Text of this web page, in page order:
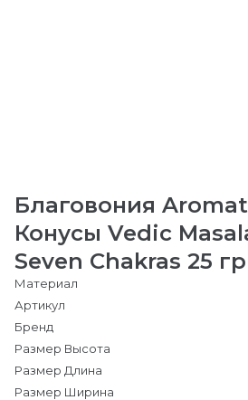
Благовония
Конусы Vedic
Seven Chakras 25 гр
Материал
Артикул
Бренд
Размер Высота
Размер Длина
Размер Ширина